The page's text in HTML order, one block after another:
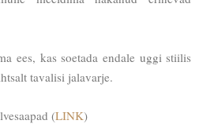
ees, kas soetada endale uggi stiilis
tavalisi jalavarje.
(LINK)